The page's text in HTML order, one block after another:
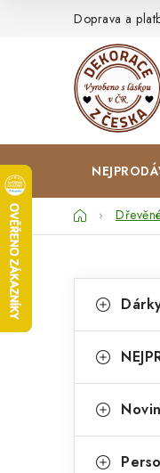
Doprava a
Domů
o
t
r
kategorie
a
e
o